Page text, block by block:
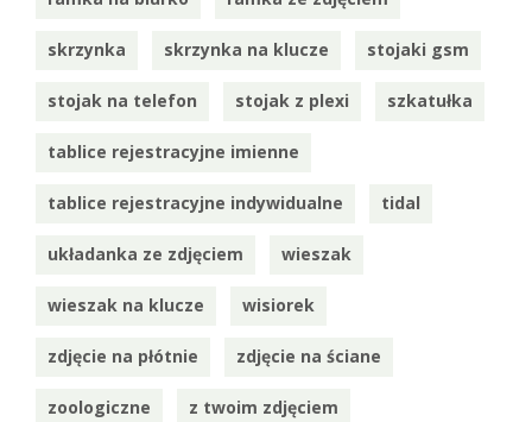
skrzynka skrzynka na klucze stojaki gsm
stojak na telefon stojak z plexi szkatułka
tablice rejestracyjne imienne
tablice rejestracyjne indywidualne tidal
układanka ze zdjęciem wieszak
wieszak na klucze wisiorek
zdjęcie na płótnie zdjęcie na ściane
zoologiczne z twoim zdjęciem